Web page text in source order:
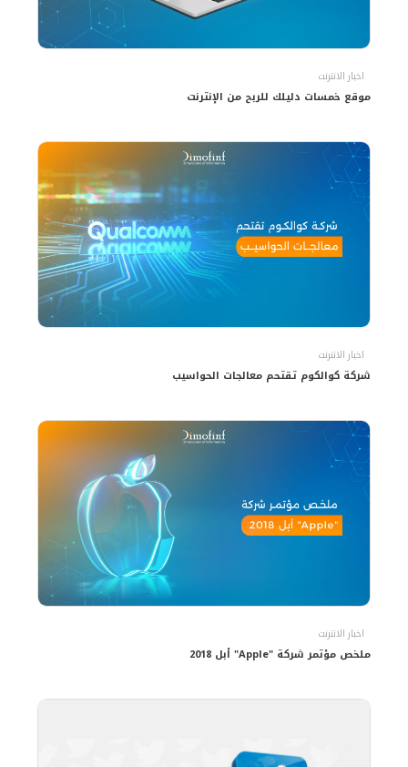
اخبار الانترنت
موقع خمسات دليلك للربح من الإنترنت
اخبار الانترنت
شركة كوالكوم تقتحم معالجات الحواسيب
اخبار الانترنت
ملخص مؤتمر شركة "Apple" أبل 2018